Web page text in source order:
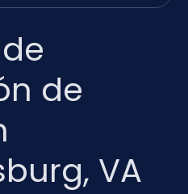
de
VA